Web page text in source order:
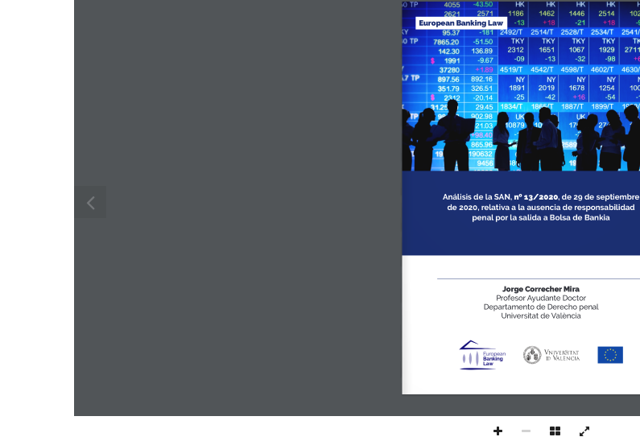
Jorge Correcher Mira
Profesor Ayudante Doctor
Departamento de Derecho penal
Universitat de València
Análisis de la SAN, nº 13/2020, de 29 de septiembre
de 2020, relativa a la ausencia de responsabilidad
penal por la salida a Bolsa de Bankia
European Banking Law